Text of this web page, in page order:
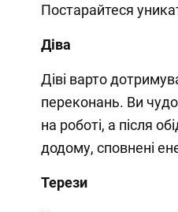
Постарайтеся
Діва
Діві варто
переконань. Ви
на роботі, а після
додому, сповнені
Терези